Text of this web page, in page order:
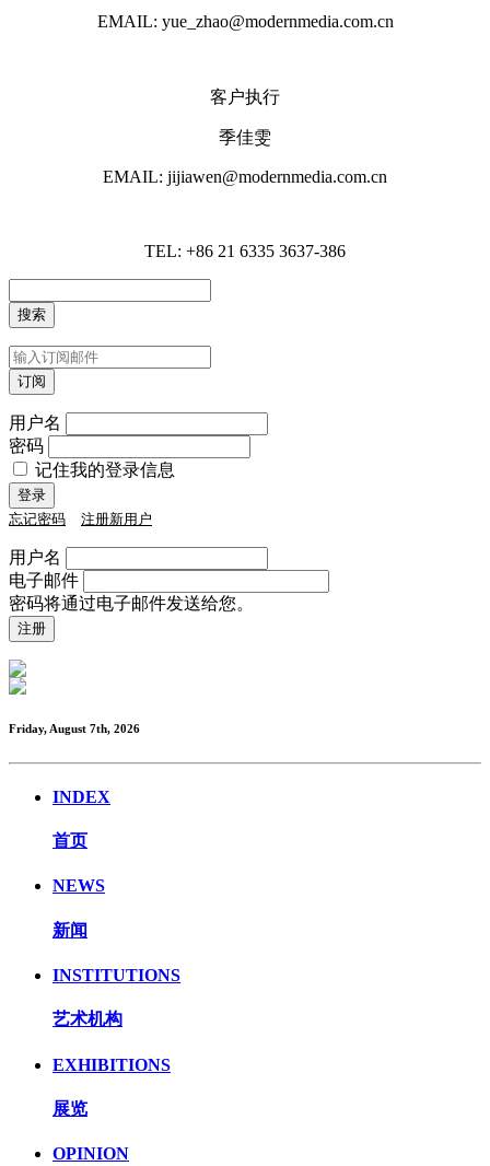
EMAIL: yue_zhao@modernmedia.com.cn
客户执行
季佳雯
EMAIL: jijiawen@modernmedia.com.cn
TEL: +86 21 6335 3637-386
用户名
密码
记住我的登录信息
忘记密码 注册新用户
用户名
电子邮件
密码将通过电子邮件发送给您。
Friday, August 7th, 2026
INDEX
首页
NEWS
新闻
INSTITUTIONS
艺术机构
EXHIBITIONS
展览
OPINION